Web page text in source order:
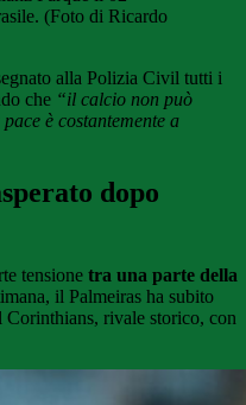
(Foto di Ricardo
alla Polizia Civil tutti i
che “il calcio non può
è costantemente a
dopo
tensione tra una parte della
il Palmeiras ha subito
Corinthians, rivale storico, con